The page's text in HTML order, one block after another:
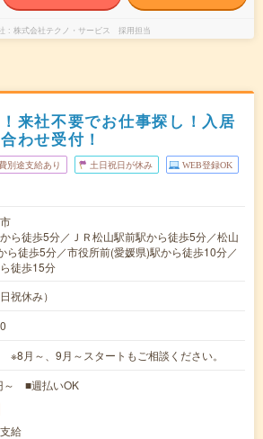
株式会社テクノ・サービス 採用担当
来社不要でお仕事探し！入居
わせ受付！
別途支給あり 土日祝日が休み WEB登録OK
ら徒歩5分／ＪＲ松山駅前駅から徒歩5分／松山
ら徒歩5分／市役所前(愛媛県)駅から徒歩10分／
徒歩15分
祝休み）
月～、9月～スタートもご相談ください。
～ ■週払いOK
給